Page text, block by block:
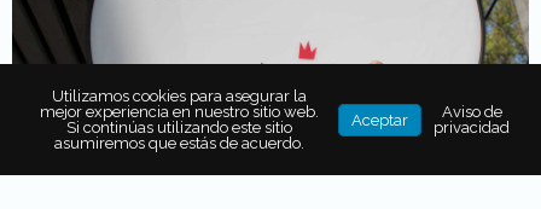
Utilizamos cookies para asegurar la
mejor experiencia en nuestro sitio web.
Si continúas utilizando este sitio
asumiremos que estás de acuerdo.
Aceptar
Aviso de
privacidad